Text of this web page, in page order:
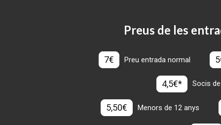
Preus de les
7€ Preu entrada normal
4,5€* Socis
5,50€ Menors de 12 anys